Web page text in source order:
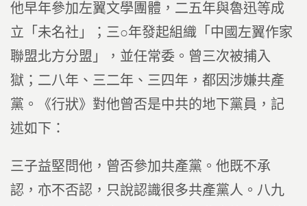
他早年參加左翼文學團體，二五年與魯迅等成
立「未名社」；三○年發起組織「中國左翼作家
聯盟北方分盟」，並任常委。曾三次被捕入
獄；二八年、三二年、三四年，都因涉嫌共產
黨。《行狀》對他曾否是中共的地下黨員，記
述如下：
三子益堅問他，曾否參加共產黨。他既不承
認，亦不否認，只說認識很多共產黨人。八九